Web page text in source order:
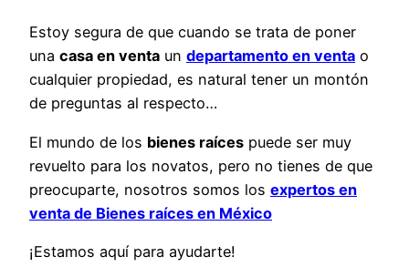
Estoy segura de que cuando se trata de poner
una casa en venta un departamento en venta o
cualquier propiedad, es natural tener un montón
de preguntas al respecto…
El mundo de los bienes raíces puede ser muy
revuelto para los novatos, pero no tienes de que
preocuparte, nosotros somos los expertos en
venta de Bienes raíces en México
¡Estamos aquí para ayudarte!